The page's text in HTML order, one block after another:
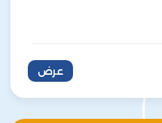
عرض